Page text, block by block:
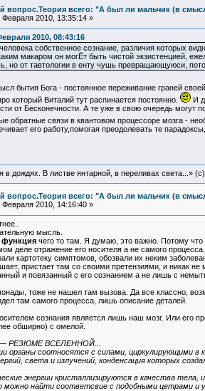
вопрос.Теория всего: "А был ли мальчик (в
Февраля 2010, 13:35:14 »
2010, 08:43:16
человека собственное сознание, различия которых
макаром он могЁт быть чистой экзистенцией,
но от тавтологии в енту чушь превращающуюси,
бытия Бога - постоянное переживание граней своей
который Виталий тут распинается постоянно.
И
от Бесконечности. А те уже в свою очередь могут
обратные связи в квантовом процессоре мозга -
его работу,помогая преодолевать те
в дождях. В листве янтарной, в переливах света...» (c)
вопрос.Теория всего: "А был ли мальчик (в
Февраля 2010, 14:16:40 »
мысль.
функциячего то там. Я думаю, это важно. Потому
деле отражение его носителя а не самого процесса.
картотеку симптомов, обозвали их неким
пристает там со своими претензиями, и никак не
и повязанный с его сознанием а не лишь с
тоже не нашел там вызова. Да все классно,
там самого процесса, лишь описание деталей.
сознания является лишь наш мозг. Или его
обширно) с омелой.
РЕЗЮМЕ ВСЕЛЕННОЙ...
органы соотносятся с силами, циркулирующими
света и излучений, конденсация которых
энергии кристаллизируются в качества
найти соответсвие с подобными цетрами и